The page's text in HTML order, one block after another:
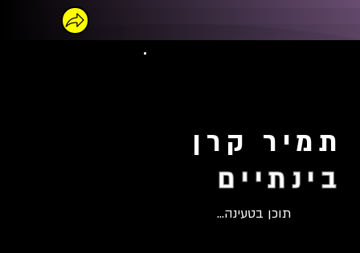
תמיר קרן
בינתיים
תוכן בטעינה...